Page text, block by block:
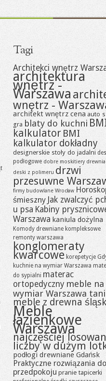
Tagi
Architekci wnętrz
architektura
wnętrz -
Warszawa
wnętrz -
architekt wnętrz cena auto
gra blaty do kuchni
kalkulator BMI
kalkulator dokładny
designerskie stoły do jadalni
podłogowe dobre moskitiery
deski z polimeru drzwi
przesuwne
firmy budowlane Wrocław
śmieszny Jak zwalczyć
u psa Kabiny
Warszawa kaniula dożylna
Komody drewniane kompleksowe
remonty warszawa
konglomeraty
kwarcowe korepetycje
kuchnie na wymiar Warszawa
do sypialni materac
ortopedyczny meble na
wymiar Warszawa
meble z drewna
Meble
łazienkowe
Warszawa
najczęściej
liczby w dużym
podłogi drewniane Gdańsk
Praktyczne rozwiązania do
przedpokoju pranie tapicerki